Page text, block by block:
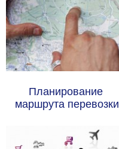
Планирование
маршрута перевозки